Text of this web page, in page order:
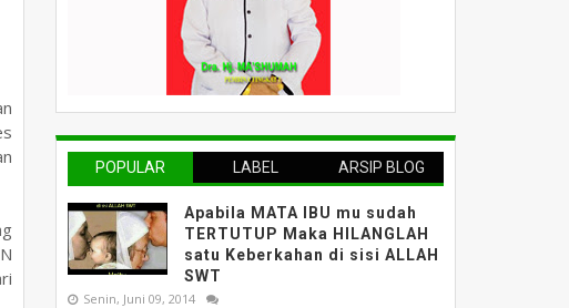
POPULAR LABEL ARSIP BLOG
Apabila MATA IBU mu sudah
TERTUTUP Maka HILANGLAH
satu Keberkahan di sisi ALLAH
SWT
Senin, Juni 09, 2014